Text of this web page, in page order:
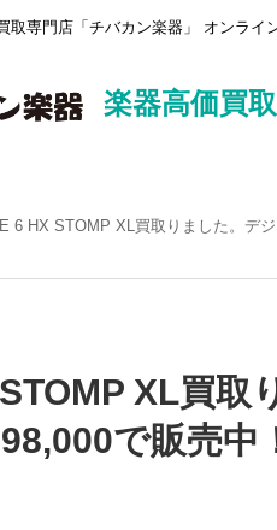
取専門店「チバカン楽器」 オンライ
楽器高価買
6 HX STOMP XL買取りました。デ
XL買取
で販売中